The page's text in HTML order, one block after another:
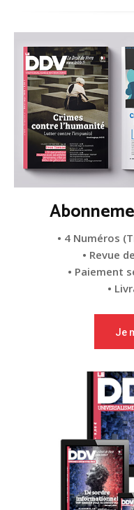
• 4 Numéros
• Revue
• Paiement
•
Je